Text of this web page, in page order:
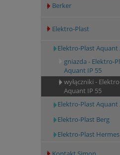
Berker
Elektro-Plast
Elektro-Plast Aquant
gniazda - Elektro-
Aquant IP 55
wyłączniki -
Aquant IP 55
Elektro-Plast Aquant
Elektro-Plast Berg
Elektro-Plast